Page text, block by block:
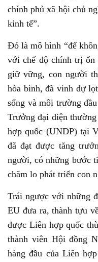
chính phủ xã hội chủ
kinh tế”.
Đó là mô hình “để
với chế độ chính trị ổn
giữ vững, con người
hòa bình, đã vinh dự
sống và môi trường
Trưởng đại diện
hợp quốc (UNDP) tại
đã đạt được tăng
người, có những bước
chăm lo phát triển con
Trái ngược với những
EU đưa ra, thành tựu
được Liên hợp quốc
thành viên Hội đồng
hàng đầu của Liên